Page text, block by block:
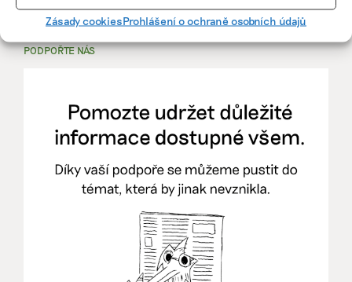
Zásady cookiesProhlášení o ochraně osobních údajů
Více naEkoJobs>
PODPOŘTE NÁS